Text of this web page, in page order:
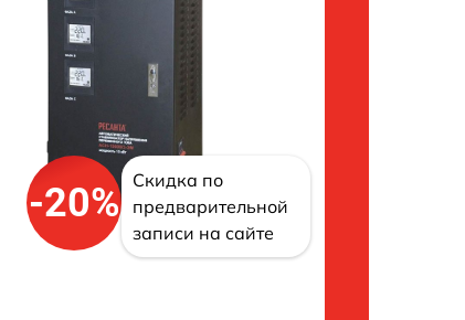
-20%
Скидка по
предварительной
записи на сайте